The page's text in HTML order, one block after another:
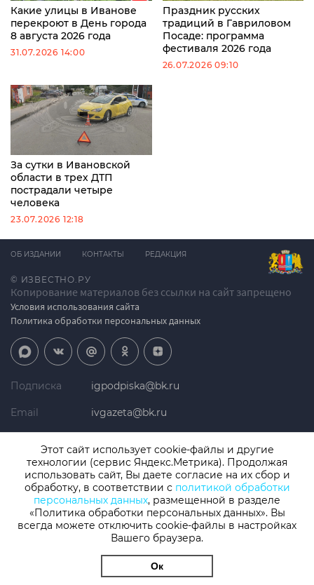
Какие улицы в Иванове
перекроют в День города
8 августа 2026 года
31.07.2026 14:00
Праздник русских
традиций в Гавриловом
Посаде: программа
фестиваля 2026 года
26.07.2026 09:10
За сутки в Ивановской
области в трех ДТП
пострадали четыре
человека
23.07.2026 12:18
© ИЗВЕСТНО.РУ
Копирование материалов без ссылки на сайт запрещено
Условия использования сайта
Политика обработки персональных данных
ОБ ИЗДАНИИ КОНТАКТЫ РЕДАКЦИЯ
Подписка igpodpiska@bk.ru
Email ivgazeta@bk.ru
Телефон +7 (4932) 41-94-81
СМИ: Izvestno.ru. Реестровая запись 08.11.2019 серия ЭЛ № ФС 77 -
77192, зарегистрировано Роскомнадзором
Учредитель: БУ «Ивановские газеты». Главный редактор:
Этот сайт использует cookie-файлы и другие
технологии (сервис Яндекс.Метрика). Продолжая
использовать сайт, Вы даете согласие на их сбор и
обработку, в соответствии с политикой обработки
персональных данных, размещенной в разделе
«Политика обработки персональных данных». Вы
всегда можете отключить cookie-файлы в настройках
Вашего браузера.
Ок